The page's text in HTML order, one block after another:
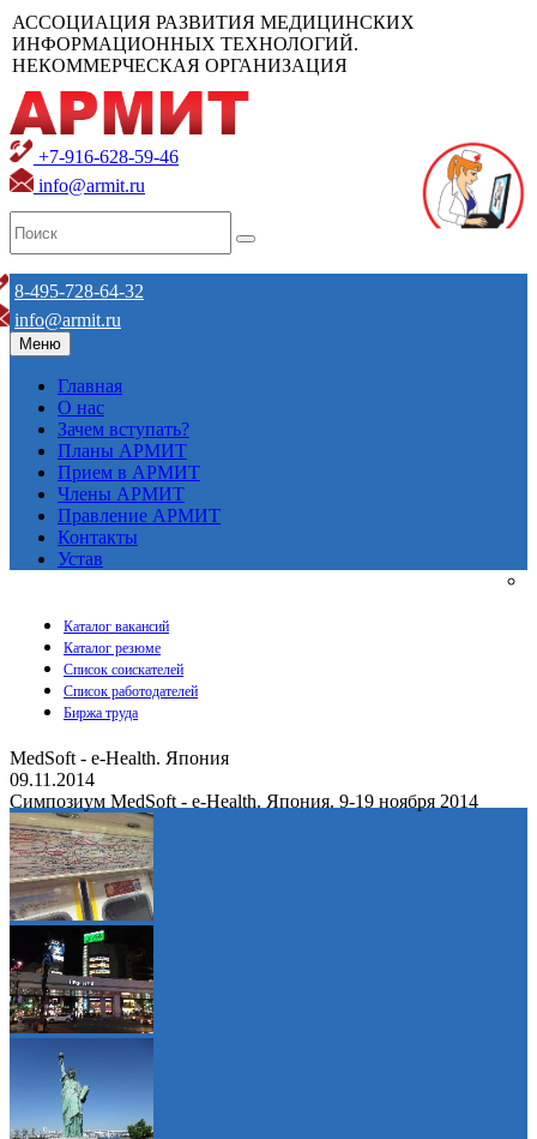
АССОЦИАЦИЯ РАЗВИТИЯ МЕДИЦИНСКИХ
ИНФОРМАЦИОННЫХ ТЕХНОЛОГИЙ.
НЕКОММЕРЧЕСКАЯ ОРГАНИЗАЦИЯ
+7-916-628-59-46
info@armit.ru
8-495-728-64-32
info@armit.ru
Меню
Главная
О нас
Зачем вступать?
Планы АРМИТ
Прием в АРМИТ
Члены АРМИТ
Правление АРМИТ
Контакты
Устав
Каталог вакансий
Каталог резюме
Список соискателей
Список работодателей
Биржа труда
MedSoft - e-Health. Япония
09.11.2014
Симпозиум MedSoft - e-Health. Япония. 9-19 ноября 2014